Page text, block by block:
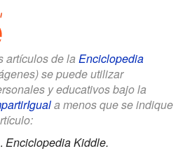
artículos de la Enciclopedia
se puede utilizar
y educativos bajo la
a menos que se indique
. Enciclopedia Kiddle.